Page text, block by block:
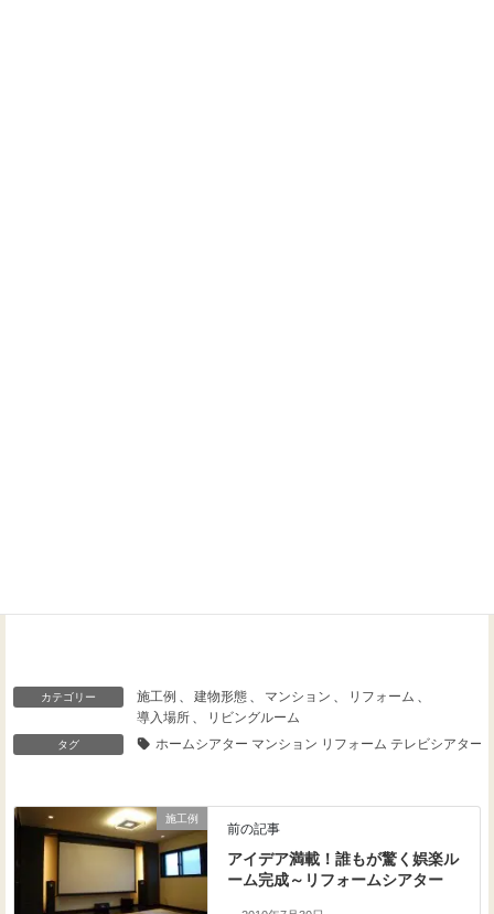
カテゴリー 施工例 、 建物形態 、 マンション 、 リフォーム 、
導入場所 、 リビングルーム
タグ ホームシアター マンション リフォーム テレビシアター
施工例
前の記事
アイデア満載！誰もが驚く娯楽ル
ーム完成～リフォームシアター